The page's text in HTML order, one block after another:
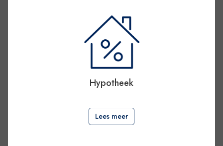
Hypotheek
Lees meer